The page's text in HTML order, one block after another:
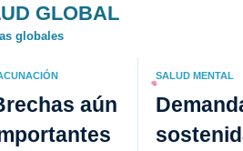
GLOBAL
globales
aún
SALUD MENTAL